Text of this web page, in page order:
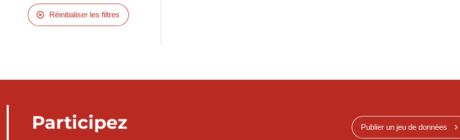
Réinitialiser les filtres
Participez Publier un jeu de données